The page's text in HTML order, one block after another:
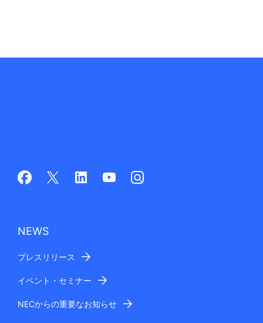
NEWS
プレスリリース
イベント・セミナー
NECからの重要なお知らせ